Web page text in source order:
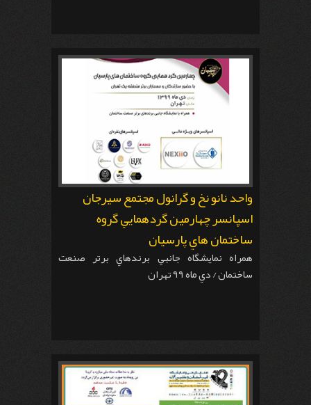
واحد نانو نخ و گرانول مجتمع سيرجان
اسپانسر چهارمين گردهمايي گروه
ساختمان هاي پارسيان
همراه نمايشگاه جانبي برندهاي برتر صنعت
ساختمان / دي ماه ٩٩ تهران